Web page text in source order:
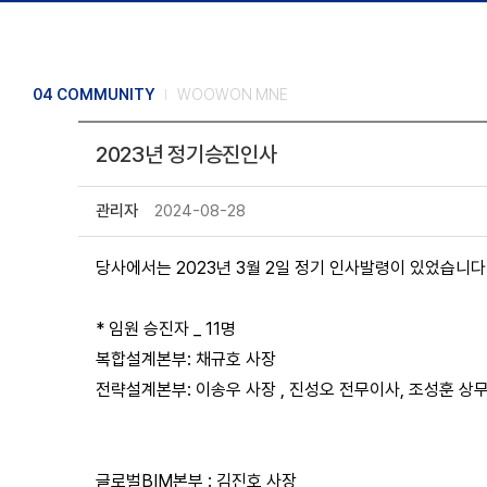
04 COMMUNITY WOOWON MNE
2023년 정기승진인사
관리자 2024-08-28
당사에서는 2023년 3월 2일 정기 인사발령이 있었습니
* 임원 승진자 _ 11명
복합설계본부: 채규호 사장
전략설계본부: 이송우 사장 , 진성오 전무이사, 조성훈 상
글로벌BIM본부 : 김진호 사장